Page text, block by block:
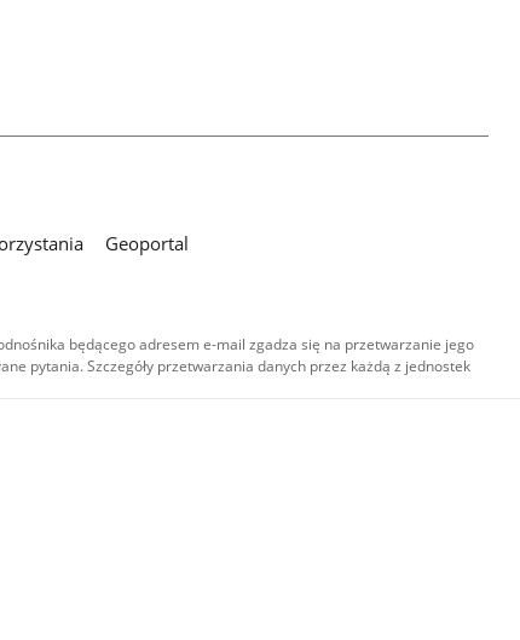
Geoportal
będącego adresem e-mail zgadza się na przetwarzanie jego
pytania. Szczegóły przetwarzania danych przez każdą z jednostek